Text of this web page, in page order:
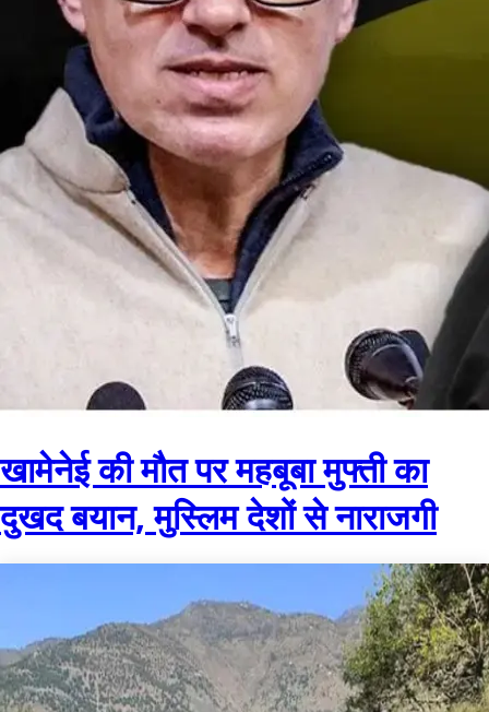
खामेनेई की मौत पर महबूबा मुफ्ती का
दुखद बयान, मुस्लिम देशों से नाराजगी